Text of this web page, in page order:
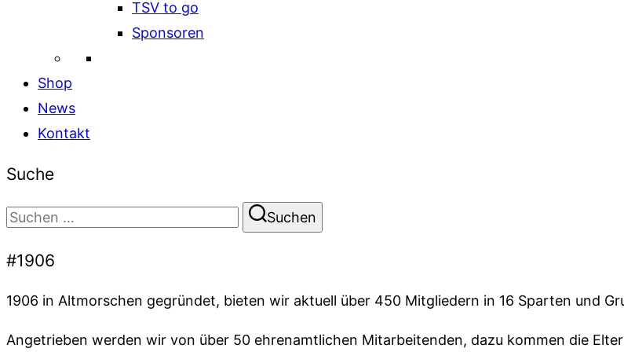
TSV to go
Sponsoren
Shop
News
Kontakt
Suche
Suchen
Suchen
#1906
1906 in Altmorschen gegründet, bieten wir aktuell über 450 Mitgliedern in 16 Sparten und
Angetrieben werden wir von über 50 ehrenamtlichen Mitarbeitenden, dazu kommen die